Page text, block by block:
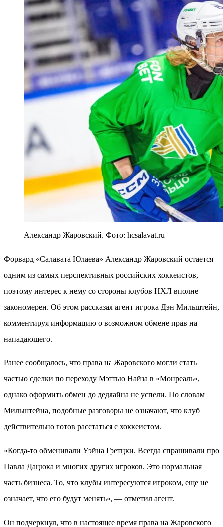
Александр Жаровский. Фото: hcsalavat.ru
Форвард «Салавата Юлаева» Александр Жаровский остается
одним из самых перспективных российских хоккеистов,
поэтому интерес к нему со стороны клубов НХЛ вполне
закономерен. Об этом рассказал агент игрока Дэн Мильштейн,
комментируя информацию о возможном обмене прав на
нападающего.
Ранее сообщалось, что права на Жаровского могли стать
частью сделки по переходу Мэттью Найза в «Монреаль»,
однако оформить обмен до дедлайна не успели. По словам
Мильштейна, подобные разговоры не означают, что клуб
действительно готов расстаться с хоккеистом.
«Когда-то обменивали Уэйна Гретцки. Всегда спрашивали про
Павла Дацюка и многих других игроков. Это нормальная
часть бизнеса. То, что клубы интересуются игроком, еще не
означает, что его будут менять», — отметил агент.
Он подчеркнул, что в настоящее время права на Жаровского